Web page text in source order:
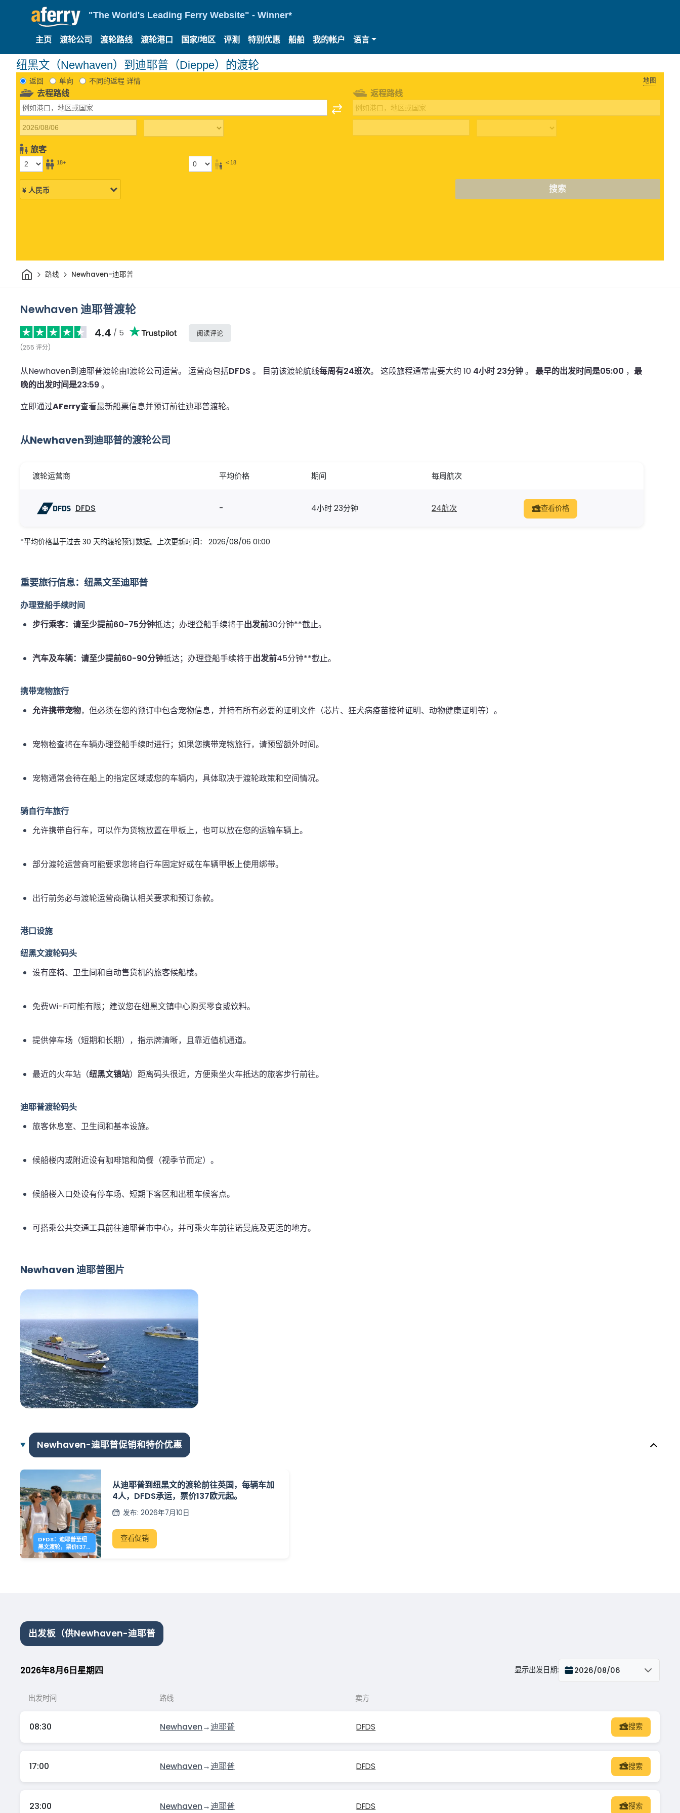
"The World's Leading Ferry Website" - Winner*
主页 渡轮公司 渡轮路线 渡轮港口 国家/地区 评测 特别优惠 船舶 我的帐户 语言
纽黑文（Newhaven）到迪耶普（Dieppe）的渡轮
返回 单向 不同的返程 详情 地图
去程路线
旅客
18+ < 18
返程路线
搜索
家 路线 Newhaven-迪耶普
Newhaven 迪耶普渡轮
4.4 / 5
(255 评分)
阅读评论
从Newhaven到迪耶普渡轮由1渡轮公司运营。 运营商包括DFDS 。 目前该渡轮航线每周有24班次。 这段旅程通常需要大约 10 4小时 23分钟。 最早的出发时间是05:00 ， 最
晚的出发时间是23:59。
立即通过AFerry查看最新船票信息并预订前往迪耶普渡轮。
从Newhaven到迪耶普的渡轮公司
渡轮运营商 平均价格 期间 每周航次
DFDS - 4小时 23分钟 24航次 查看价格
*平均价格基于过去 30 天的渡轮预订数据。上次更新时间： 2026/08/06 01:00
重要旅行信息：纽黑文至迪耶普
办理登船手续时间
步行乘客： 请至少提前60-75分钟抵达；办理登船手续将于出发前30分钟**截止。
汽车及车辆： 请至少提前60-90分钟抵达；办理登船手续将于出发前45分钟**截止。
携带宠物旅行
允许携带宠物，但必须在您的预订中包含宠物信息，并持有所有必要的证明文件（芯片、狂犬病疫苗接种证明、动物健康证明等）。
宠物检查将在车辆办理登船手续时进行；如果您携带宠物旅行，请预留额外时间。
宠物通常会待在船上的指定区域或您的车辆内，具体取决于渡轮政策和空间情况。
骑自行车旅行
允许携带自行车，可以作为货物放置在甲板上，也可以放在您的运输车辆上。
部分渡轮运营商可能要求您将自行车固定好或在车辆甲板上使用绑带。
出行前务必与渡轮运营商确认相关要求和预订条款。
港口设施
纽黑文渡轮码头
设有座椅、卫生间和自动售货机的旅客候船楼。
免费Wi-Fi可能有限；建议您在纽黑文镇中心购买零食或饮料。
提供停车场（短期和长期），指示牌清晰，且靠近值机通道。
最近的火车站（纽黑文镇站）距离码头很近，方便乘坐火车抵达的旅客步行前往。
迪耶普渡轮码头
旅客休息室、卫生间和基本设施。
候船楼内或附近设有咖啡馆和简餐（视季节而定）。
候船楼入口处设有停车场、短期下客区和出租车候客点。
可搭乘公共交通工具前往迪耶普市中心，并可乘火车前往诺曼底及更远的地方。
Newhaven 迪耶普图片
Newhaven-迪耶普促销和特价优惠
DFDS：迪耶普至纽
黑文渡轮，票价137
欧元起。
从迪耶普到纽黑文的渡轮前往英国，每辆车加
4人，DFDS承运，票价137欧元起。
发布: 2026年7月10日
查看促销
出发板（供Newhaven-迪耶普
2026年8月6日星期四 显示出发日期: 2026/08/06
出发时间 路线 卖方
08:30 Newhaven→迪耶普 DFDS 搜索
17:00 Newhaven→迪耶普 DFDS 搜索
23:00 Newhaven→迪耶普 DFDS 搜索